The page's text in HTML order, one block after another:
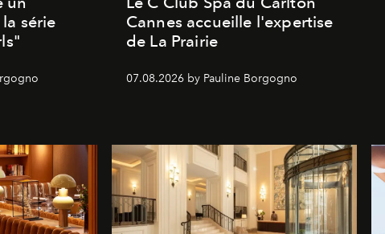
série
Cannes accueille l'expertise
de La Prairie
07.08.2026 by Pauline Borgogno